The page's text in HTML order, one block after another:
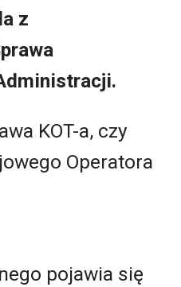
z
KOT-a, czy
Operatora
pojawia się